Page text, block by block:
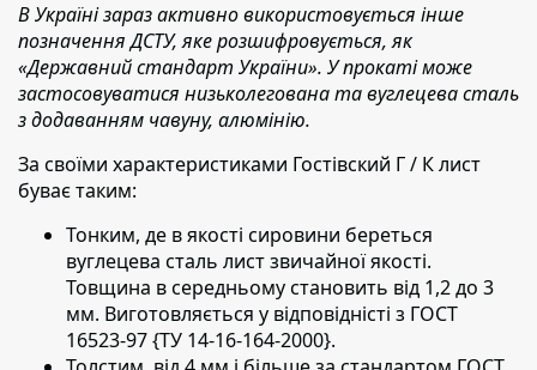
В Україні зараз активно використовується інше
позначення ДСТУ, яке розшифровується, як
«Державний стандарт України». У прокаті може
застосовуватися низьколегована та вуглецева сталь
з додаванням чавуну, алюмінію.
За своїми характеристиками Гостівский Г / К лист
буває таким:
Тонким, де в якості сировини береться
вуглецева сталь лист звичайної якості.
Товщина в середньому становить від 1,2 до 3
мм. Виготовляється у відповідністі з ГОСТ
16523-97 {ТУ 14-16-164-2000}.